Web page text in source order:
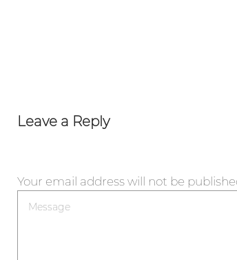
Leave a Reply
Your email address will not be